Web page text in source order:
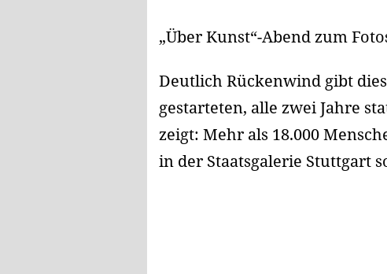
„Über Kunst“-Abend zum
Deutlich Rückenwind gibt
gestarteten, alle zwei Jahre
zeigt: Mehr als 18.000
in der Staatsgalerie Stuttgart